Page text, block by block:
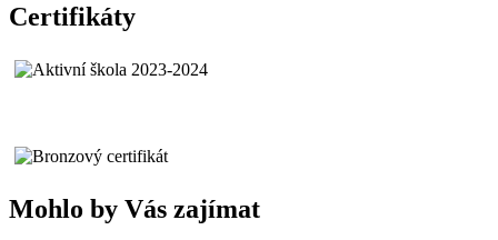
Certifikáty
Mohlo by Vás zajímat